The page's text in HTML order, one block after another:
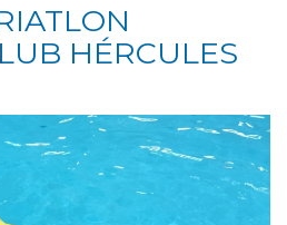
HÉRCULES